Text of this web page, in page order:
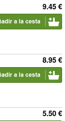
9.45 €
8.95 €
5.50 €